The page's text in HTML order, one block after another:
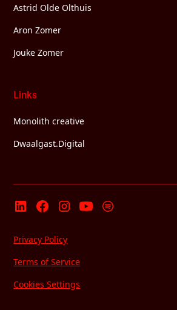
Astrid Olde Olthuis
Aron Zomer
Jouke Zomer
Links
Monolith creative
Dwaalgast.Digital
Privacy Policy
Terms of Service
Cookies Settings